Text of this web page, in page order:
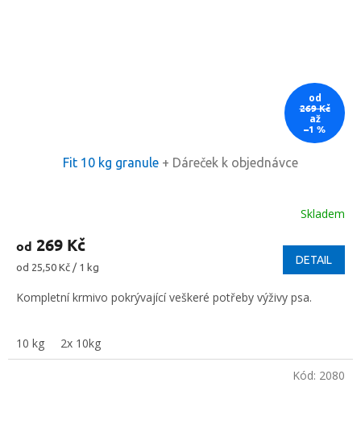
od
269 Kč
až
–1 %
Fit 10 kg granule + Dáreček k objednávce
produktu
z
Skladem
od 269 Kč
Měrná
od 25,50 Kč / 1 kg
DETAIL
Kompletní krmivo pokrývající veškeré potřeby výživy psa.
10 kg 2x 10kg
Kód: 2080